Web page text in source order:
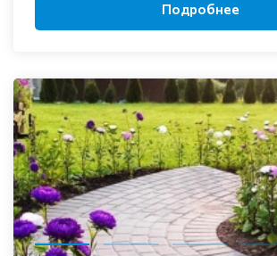
Подробнее